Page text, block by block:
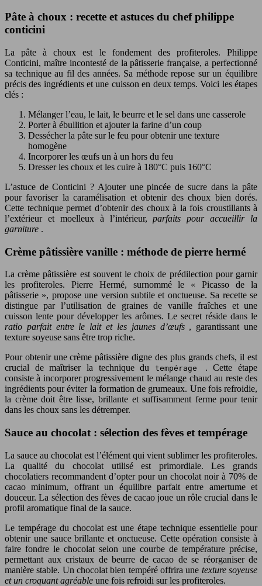
Pâte à choux : recette et astuces du chef philippe
conticini
La pâte à choux est le fondement des profiteroles. Philippe
Conticini, maître incontesté de la pâtisserie française, a perfectionné
sa technique au fil des années. Sa méthode repose sur un équilibre
précis des ingrédients et une cuisson en deux temps. Voici les étapes
clés :
Mélanger l’eau, le lait, le beurre et le sel dans une casserole
Porter à ébullition et ajouter la farine d’un coup
Dessécher la pâte sur le feu pour obtenir une texture
homogène
Incorporer les œufs un à un hors du feu
Dresser les choux et les cuire à 180°C puis 160°C
L’astuce de Conticini ? Ajouter une pincée de sucre dans la pâte
pour favoriser la caramélisation et obtenir des choux bien dorés.
Cette technique permet d’obtenir des choux à la fois croustillants à
l’extérieur et moelleux à l’intérieur,parfaits pour accueillir la
garniture .
Crème pâtissière vanille : méthode de pierre hermé
La crème pâtissière est souvent le choix de prédilection pour garnir
les profiteroles. Pierre Hermé, surnommé le « Picasso de la
pâtisserie », propose une version subtile et onctueuse. Sa recette se
distingue par l’utilisation de graines de vanille fraîches et une
cuisson lente pour développer les arômes. Le secret réside dans le
ratio parfait entre le lait et les jaunes d’œufs , garantissant une
texture soyeuse sans être trop riche.
Pour obtenir une crème pâtissière digne des plus grands chefs, il est
crucial de maîtriser la technique du tempérage . Cette étape
consiste à incorporer progressivement le mélange chaud au reste des
ingrédients pour éviter la formation de grumeaux. Une fois refroidie,
la crème doit être lisse, brillante et suffisamment ferme pour tenir
dans les choux sans les détremper.
Sauce au chocolat : sélection des fèves et tempérage
La sauce au chocolat est l’élément qui vient sublimer les profiteroles.
La qualité du chocolat utilisé est primordiale. Les grands
chocolatiers recommandent d’opter pour un chocolat noir à 70% de
cacao minimum, offrant un équilibre parfait entre amertume et
douceur. La sélection des fèves de cacao joue un rôle crucial dans le
profil aromatique final de la sauce.
Le tempérage du chocolat est une étape technique essentielle pour
obtenir une sauce brillante et onctueuse. Cette opération consiste à
faire fondre le chocolat selon une courbe de température précise,
permettant aux cristaux de beurre de cacao de se réorganiser de
manière stable. Un chocolat bien tempéré offrira une texture soyeuse
et un croquant agréable une fois refroidi sur les profiteroles.